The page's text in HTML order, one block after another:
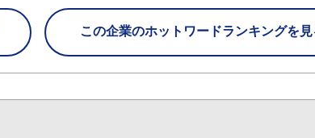
この企業のホットワードランキングを見